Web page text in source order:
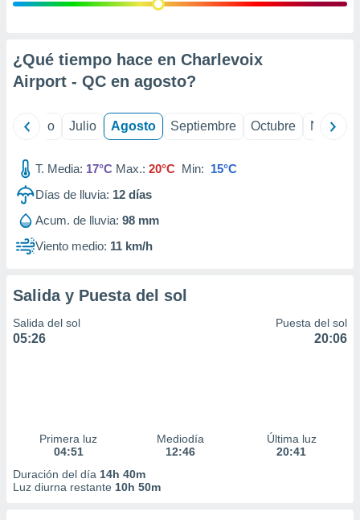
e
mediante
publicidad
de
1199
¿Qué tiempo hace en Charlevoix
Airport - QC en agosto?
Junio Julio Agosto Septiembre Octubre
T. Media: 17°C Max.: 20°C Min: 15°C
Días de lluvia: 12 días
Acum. de lluvia: 98 mm
Viento medio: 11 km/h
Salida y Puesta del sol
Salida del sol
05:26
Puesta del sol
20:06
Primera luz
04:51
Mediodía
12:46
Última luz
20:41
Duración del día 14h 40m
Luz diurna restante 10h 50m